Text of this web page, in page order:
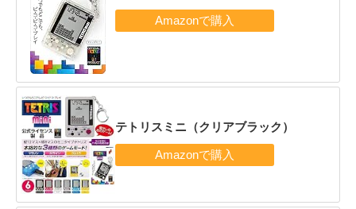
テトリスミニ（クリアブラック）